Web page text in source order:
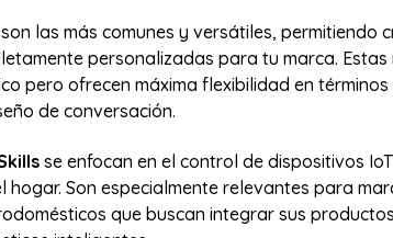
son las más comunes y versátiles, permitiendo
personalizadas para tu marca. Estas
pero ofrecen máxima flexibilidad en términos
de conversación.
se enfocan en el control de dispositivos
hogar. Son especialmente relevantes para
que buscan integrar sus